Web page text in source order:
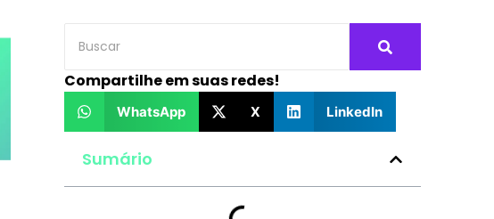
Compartilhe em suas redes!
WhatsApp X LinkedIn
Sumário